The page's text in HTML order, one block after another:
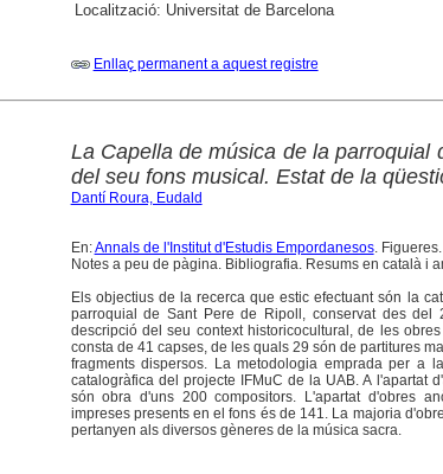
Localització: Universitat de Barcelona
Enllaç permanent a aquest registre
La Capella de música de la
del seu fons musical. Estat de la
Dantí Roura, Eudald
En:Annals de l'Institut d'Estudis Empordanesos.
Notes a peu de pàgina. Bibliografia. Resums en català i
Els objectius de la recerca que estic efectuant són la
parroquial de Sant Pere de Ripoll, conservat des
descripció del seu context historicocultural, de les
consta de 41 capses, de les quals 29 són de partitures
fragments dispersos. La metodologia emprada per a
catalogràfica del projecte IFMuC de la UAB. A l'apartat
són obra d'uns 200 compositors. L'apartat d'obres
impreses presents en el fons és de 141. La majoria
pertanyen als diversos gèneres de la música sacra.